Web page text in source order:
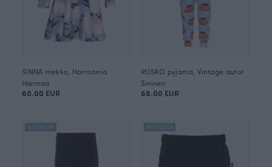
SINNA mekko, Harmonia
Harmaa
60.00 EUR
RUSKO pyjama, Vintage autot
Sininen
68.00 EUR
BESTSELLER BESTSELLER